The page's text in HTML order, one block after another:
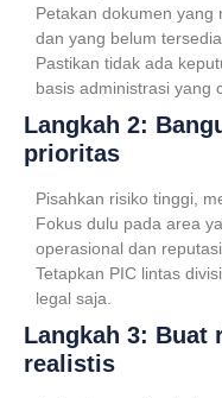
Petakan dokumen yang
dan yang belum
Pastikan tidak ada
basis administrasi yang
Langkah 2:
prioritas
Pisahkan risiko tinggi,
Fokus dulu pada area
operasional dan
Tetapkan PIC lintas
legal saja.
Langkah 3: Buat
realistis